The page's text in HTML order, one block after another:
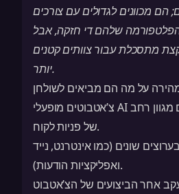
מכוונים לגדולים עם צורכים
שלהם די חזקה, אבל
מתסכלת עבור צוותים קטנים
יותר.
צ’אטבוטים מופעלי AI שיכולים להתמודד עם מגוון רחב
של פניות לקוח.
שונים (כמו אינטרנט, נייד
ואפליקציות הודעות).
אחר הביצועים של הצ’אטבוט